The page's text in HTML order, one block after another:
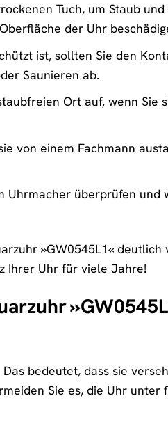
Tuch, um Staub
der Uhr
ist, sollten Sie den
Saunieren ab.
Ort auf, wenn Sie
von einem Fachmann
überprüfen und
»GW0545L1«
Ihrer Uhr für viele Jahre!
bedeutet, dass sie
Sie es, die Uhr